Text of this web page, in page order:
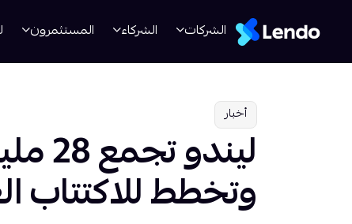
الشركات الشركاء المستثمرون
أخبار
وتخطط للاكتتاب